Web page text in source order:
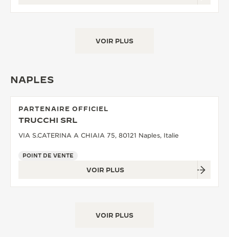
VOIR PLUS
NAPLES
PARTENAIRE OFFICIEL
TRUCCHI SRL
VIA S.CATERINA A CHIAIA 75, 80121 Naples, Italie
POINT DE VENTE
VOIR PLUS
VOIR PLUS